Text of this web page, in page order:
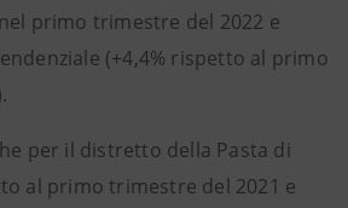
primo trimestre del 2022 e
(+4,4% rispetto al primo
per il distretto della Pasta di
al primo trimestre del 2021 e